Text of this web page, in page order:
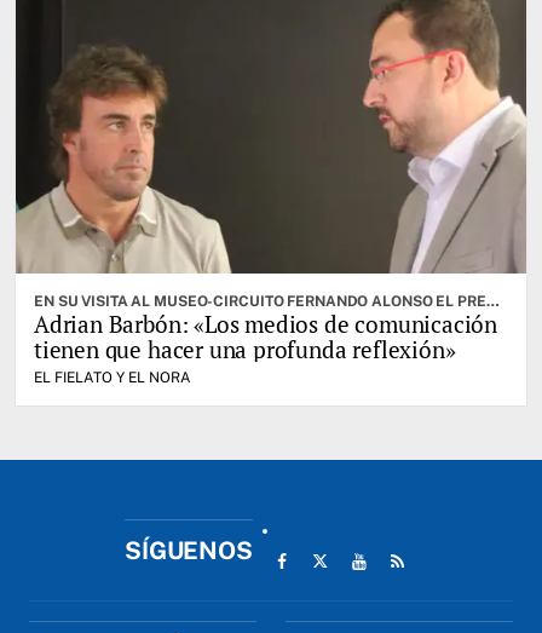
EN SU VISITA AL MUSEO-CIRCUITO FERNANDO ALONSO EL PRESIDENTE AFEÓ AL «FANTASMAGÓRICO SECTOR CRÍTICO» DE LA FSA
Adrian Barbón: «Los medios de comunicación
tienen que hacer una profunda reflexión»
EL FIELATO Y EL NORA
SÍGUENOS